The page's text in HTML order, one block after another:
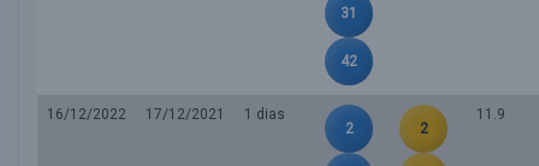
31
42
16/12/2022 17/12/2021
1 dias
2
2
11.9